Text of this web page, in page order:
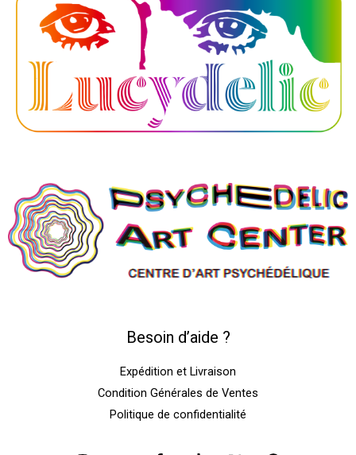
Besoin d’aide ?
Expédition et Livraison
Condition Générales de Ventes
Politique de confidentialité